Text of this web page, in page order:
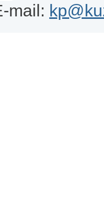
mail: